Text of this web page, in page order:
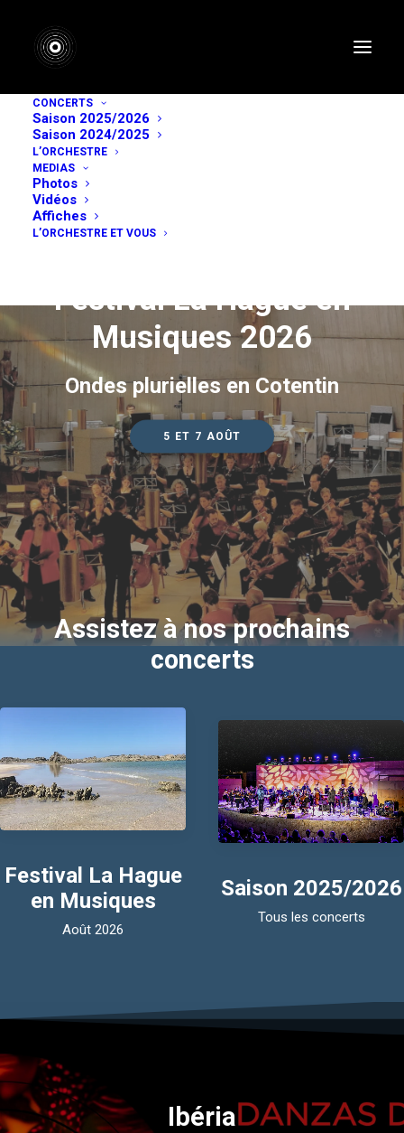
CONCERTS
Saison 2025/2026
Saison 2024/2025
L’ORCHESTRE
MEDIAS
Photos
Vidéos
Affiches
L’ORCHESTRE ET VOUS
Festival La Hague en
Musiques 2026
Ondes plurielles en Cotentin
5 ET 7 AOÛT
Assistez à nos prochains
concerts
Festival La Hague
en Musiques
Août 2026
Saison 2025/2026
Tous les concerts
Ibéria